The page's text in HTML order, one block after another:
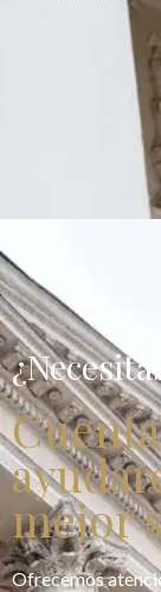
mejor
Ofrecemos